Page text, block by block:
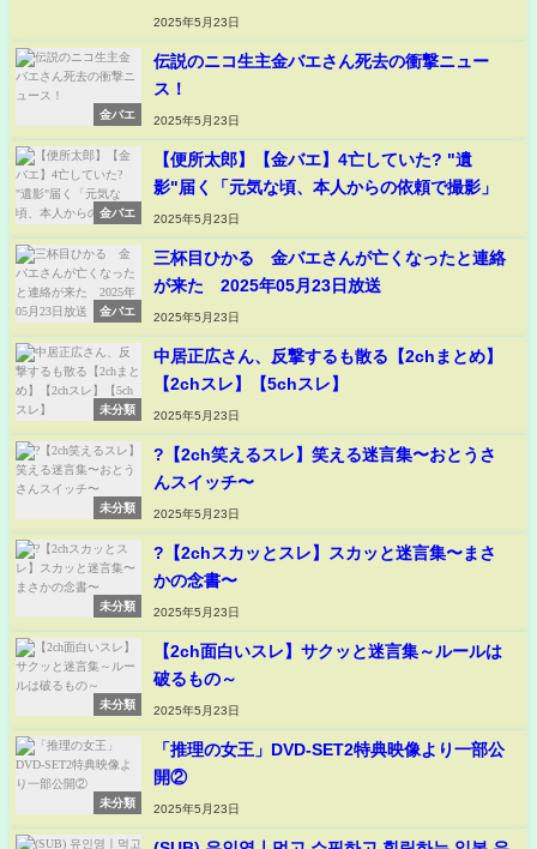
2025年5月23日
金バエ
伝説のニコ生主金バエさん死去の衝撃ニュー
ス！
2025年5月23日
金バエ
【便所太郎】【金バエ】4亡していた? "遺
影"届く「元気な頃、本人からの依頼で撮影」
2025年5月23日
金バエ
三杯目ひかる 金バエさんが亡くなったと連絡
が来た 2025年05月23日放送
2025年5月23日
未分類
中居正広さん、反撃するも散る【2chまとめ】
【2chスレ】【5chスレ】
2025年5月23日
未分類
?【2ch笑えるスレ】笑える迷言集〜おとうさ
んスイッチ〜
2025年5月23日
未分類
?【2chスカッとスレ】スカッと迷言集〜まさ
かの念書〜
2025年5月23日
未分類
【2ch面白いスレ】サクッと迷言集～ルールは
破るもの～
2025年5月23日
未分類
「推理の女王」DVD-SET2特典映像より一部公
開②
2025年5月23日